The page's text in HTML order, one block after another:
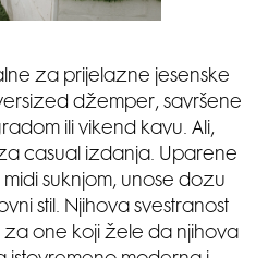
za prijelazne jesenske
džemper, savršene
ili vikend kavu. Ali,
casual izdanja. Uparene
suknjom, unose dozu
stil. Njihova svestranost
one koji žele da njihova